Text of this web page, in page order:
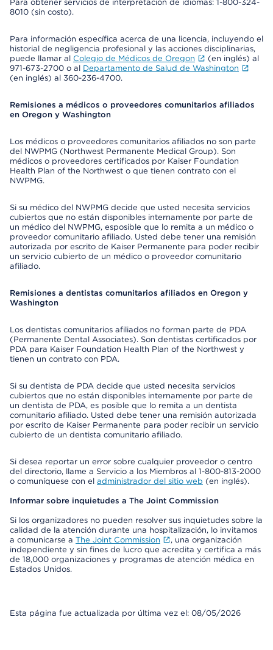
Para obtener servicios de interpretación de idiomas: 1-800-324-
8010 (sin costo).
Para información específica acerca de una licencia, incluyendo el
historial de negligencia profesional y las acciones disciplinarias,
puede llamar al Colegio de Médicos de Oregon
(en inglés) al
971-673-2700 o al Departamento de Salud de Washington
(en inglés) al 360-236-4700.
Remisiones a médicos o proveedores comunitarios afiliados
en Oregon y Washington
Los médicos o proveedores comunitarios afiliados no son parte
del NWPMG (Northwest Permanente Medical Group). Son
médicos o proveedores certificados por Kaiser Foundation
Health Plan of the Northwest o que tienen contrato con el
NWPMG.
Si su médico del NWPMG decide que usted necesita servicios
cubiertos que no están disponibles internamente por parte de
un médico del NWPMG, esposible que lo remita a un médico o
proveedor comunitario afiliado. Usted debe tener una remisión
autorizada por escrito de Kaiser Permanente para poder recibir
un servicio cubierto de un médico o proveedor comunitario
afiliado.
Remisiones a dentistas comunitarios afiliados en Oregon y
Washington
Los dentistas comunitarios afiliados no forman parte de PDA
(Permanente Dental Associates). Son dentistas certificados por
PDA para Kaiser Foundation Health Plan of the Northwest y
tienen un contrato con PDA.
Si su dentista de PDA decide que usted necesita servicios
cubiertos que no están disponibles internamente por parte de
un dentista de PDA, es posible que lo remita a un dentista
comunitario afiliado. Usted debe tener una remisión autorizada
por escrito de Kaiser Permanente para poder recibir un servicio
cubierto de un dentista comunitario afiliado.
Si desea reportar un error sobre cualquier proveedor o centro
del directorio, llame a Servicio a los Miembros al 1-800-813-2000
o comuníquese con el administrador del sitio web (en inglés).
Informar sobre inquietudes a The Joint Commission
Si los organizadores no pueden resolver sus inquietudes sobre la
calidad de la atención durante una hospitalización, lo invitamos
a comunicarse a The Joint Commission
, una organización
independiente y sin fines de lucro que acredita y certifica a más
de 18,000 organizaciones y programas de atención médica en
Estados Unidos.
Esta página fue actualizada por última vez el: 08/05/2026